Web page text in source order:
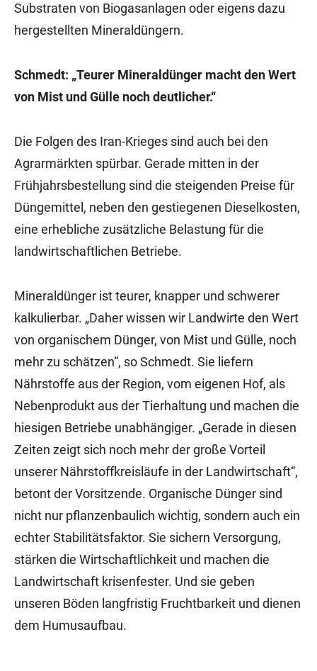
Substraten von Biogasanlagen oder eigens dazu
hergestellten Mineraldüngern.
Schmedt: „Teurer Mineraldünger macht den Wert
von Mist und Gülle noch deutlicher.“
Die Folgen des Iran-Krieges sind auch bei den
Agrarmärkten spürbar. Gerade mitten in der
Frühjahrsbestellung sind die steigenden Preise für
Düngemittel, neben den gestiegenen Dieselkosten,
eine erhebliche zusätzliche Belastung für die
landwirtschaftlichen Betriebe.
Mineraldünger ist teurer, knapper und schwerer
kalkulierbar. „Daher wissen wir Landwirte den Wert
von organischem Dünger, von Mist und Gülle, noch
mehr zu schätzen“, so Schmedt. Sie liefern
Nährstoffe aus der Region, vom eigenen Hof, als
Nebenprodukt aus der Tierhaltung und machen die
hiesigen Betriebe unabhängiger. „Gerade in diesen
Zeiten zeigt sich noch mehr der große Vorteil
unserer Nährstoffkreisläufe in der Landwirtschaft“,
betont der Vorsitzende. Organische Dünger sind
nicht nur pflanzenbaulich wichtig, sondern auch ein
echter Stabilitätsfaktor. Sie sichern Versorgung,
stärken die Wirtschaftlichkeit und machen die
Landwirtschaft krisenfester. Und sie geben
unseren Böden langfristig Fruchtbarkeit und dienen
dem Humusaufbau.